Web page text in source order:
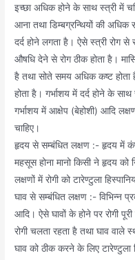
इच्छा अधिक होने के साथ स्त्री में
आना तथा डिम्बग्रन्थियों की
दर्द होने लगता है। ऐसे स्त्री रोग से
औषधि देने से रोग ठीक होता है।
है तथा सोते समय अधिक कष्ट होता
होता है। गर्भाशय में दर्द होने के
गर्भाशय में आक्षेप (बेहोशी) आदि
चाहिए।
हृदय से सम्बंधित लक्षण :- हृदय में
महसूस होना मानो किसी ने हृदय को
लक्षणों में रोगी को टारेण्टुला
घाव से सम्बंधित लक्षण :- विभिन्न
आदि। ऐसे घावों के होने पर रोगी
रोगी चलता रहता है तथा घाव वाले
घाव को ठीक करने के लिए टारेण्टुला